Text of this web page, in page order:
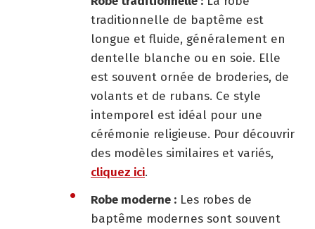
traditionnelle de baptême est
longue et fluide, généralement en
dentelle blanche ou en soie. Elle
est souvent ornée de broderies, de
volants et de rubans. Ce style
intemporel est idéal pour une
cérémonie religieuse. Pour découvrir
des modèles similaires et variés,
cliquez ici.
Robe moderne : Les robes de
baptême modernes sont souvent